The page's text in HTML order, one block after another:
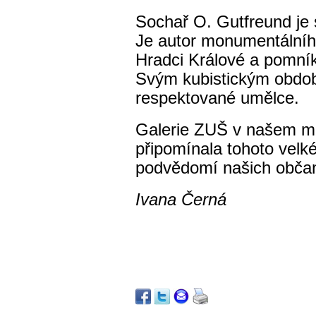
Sochař O. Gutfreund
Je autor
Hradci Králové a
Svým kubistickým
respektované umělce.
Galerie ZUŠ v našem
připomínala tohoto
podvědomí našich
Ivana Černá